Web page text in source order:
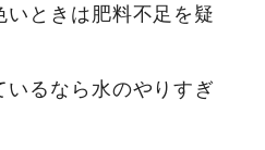
いときは肥料不足を疑
いるなら水のやりすぎ